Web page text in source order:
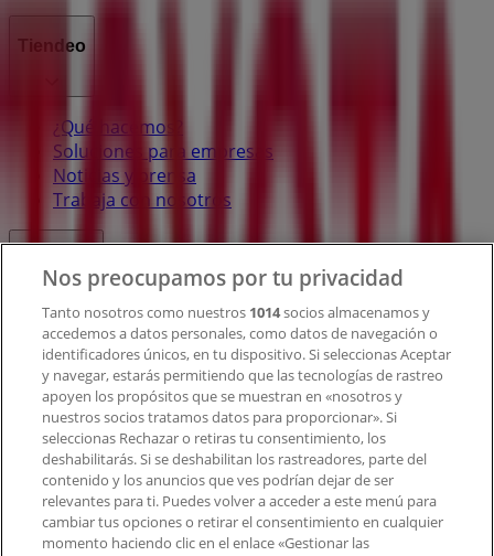
Tiendeo
¿Qué hacemos?
Soluciones para empresas
Noticias y prensa
Trabaja con nosotros
Contacto comercial y de marketing
Tienda mal colocada en el mapa
Notificar un folleto
¿Encontraste un problema en la web o en la
aplicación?
Índices
Nos preocupamos por tu privacidad
Tanto nosotros como nuestros 1014socios almacenamos y
accedemos a datos personales, como datos de navegación o
identificadores únicos, en tu dispositivo. Si seleccionas Aceptar
y navegar, estarás permitiendo que las tecnologías de rastreo
apoyen los propósitos que se muestran en «nosotros y
nuestros socios tratamos datos para proporcionar». Si
seleccionas Rechazar o retiras tu consentimiento, los
deshabilitarás. Si se deshabilitan los rastreadores, parte del
contenido y los anuncios que ves podrían dejar de ser
relevantes para ti. Puedes volver a acceder a este menú para
cambiar tus opciones o retirar el consentimiento en cualquier
momento haciendo clic en el enlace «Gestionar las